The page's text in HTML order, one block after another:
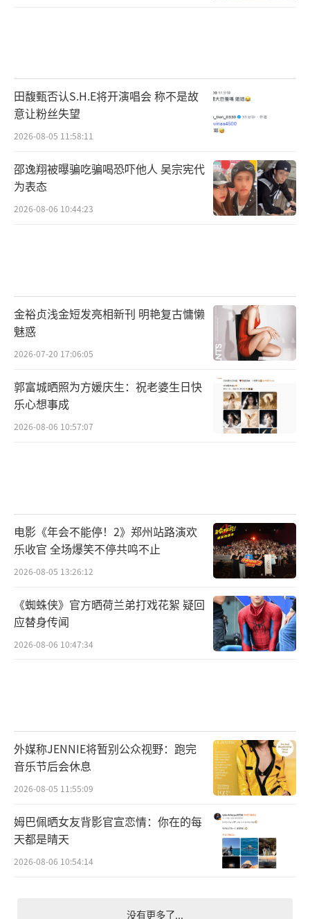
田馥甄否认S.H.E将开演唱会 称不是故
意让粉丝失望
2026-08-05 11:58:11
邵逸翔被曝骗吃骗喝恐吓他人 吴宗宪代
为表态
2026-08-06 10:44:23
金裕贞浅金短发亮相新刊 明艳复古慵懒
魅惑
2026-07-20 17:06:05
郭富城晒照为方媛庆生：祝老婆生日快
乐心想事成
2026-08-06 10:57:07
电影《年会不能停！2》郑州站路演欢
乐收官 全场爆笑不停共鸣不止
2026-08-05 13:26:12
《蜘蛛侠》官方晒荷兰弟打戏花絮 疑回
应替身传闻
2026-08-06 10:47:34
外媒称JENNIE将暂别公众视野：跑完
音乐节后会休息
2026-08-05 11:55:09
姆巴佩晒女友背影官宣恋情：你在的每
天都是晴天
2026-08-06 10:54:14
没有更多了...